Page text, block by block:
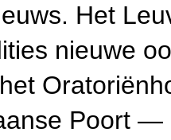
Het
nieuwe
Poort —